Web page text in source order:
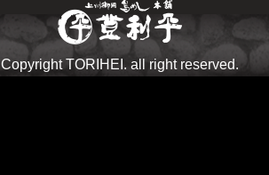
Copyright TORIHEI. all right reserved.